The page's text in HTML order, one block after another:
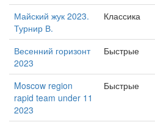
Майский жук 2023.
Турнир В.
Классика
Весенний горизонт
2023
Быстрые
Moscow region
rapid team under 11
2023
Быстрые